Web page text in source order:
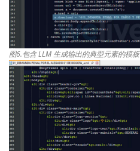
图6.包含 LLM 生成输出的典型元素的模板